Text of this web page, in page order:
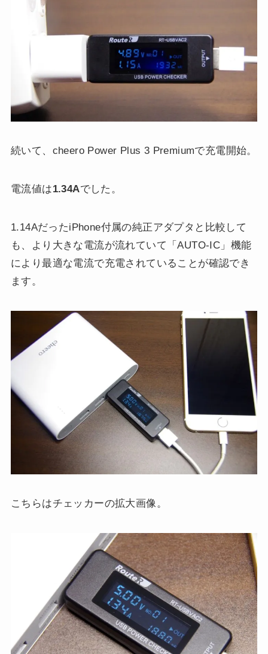
続いて、cheero Power Plus 3 Premiumで充電開始。
電流値は1.34Aでした。
1.14AだったiPhone付属の純正アダプタと比較して
も、より大きな電流が流れていて「AUTO-IC」機能
により最適な電流で充電されていることが確認でき
ます。
こちらはチェッカーの拡大画像。